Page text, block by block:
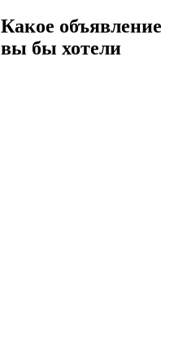
Какое объявление
вы бы хотели